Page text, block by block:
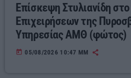
Επίσκεψη Στυλιανίδη
Επιχειρήσεων της
Υπηρεσίας ΑΜΘ (φώτος)
today 05/08/2026 10:47 ΜΜ